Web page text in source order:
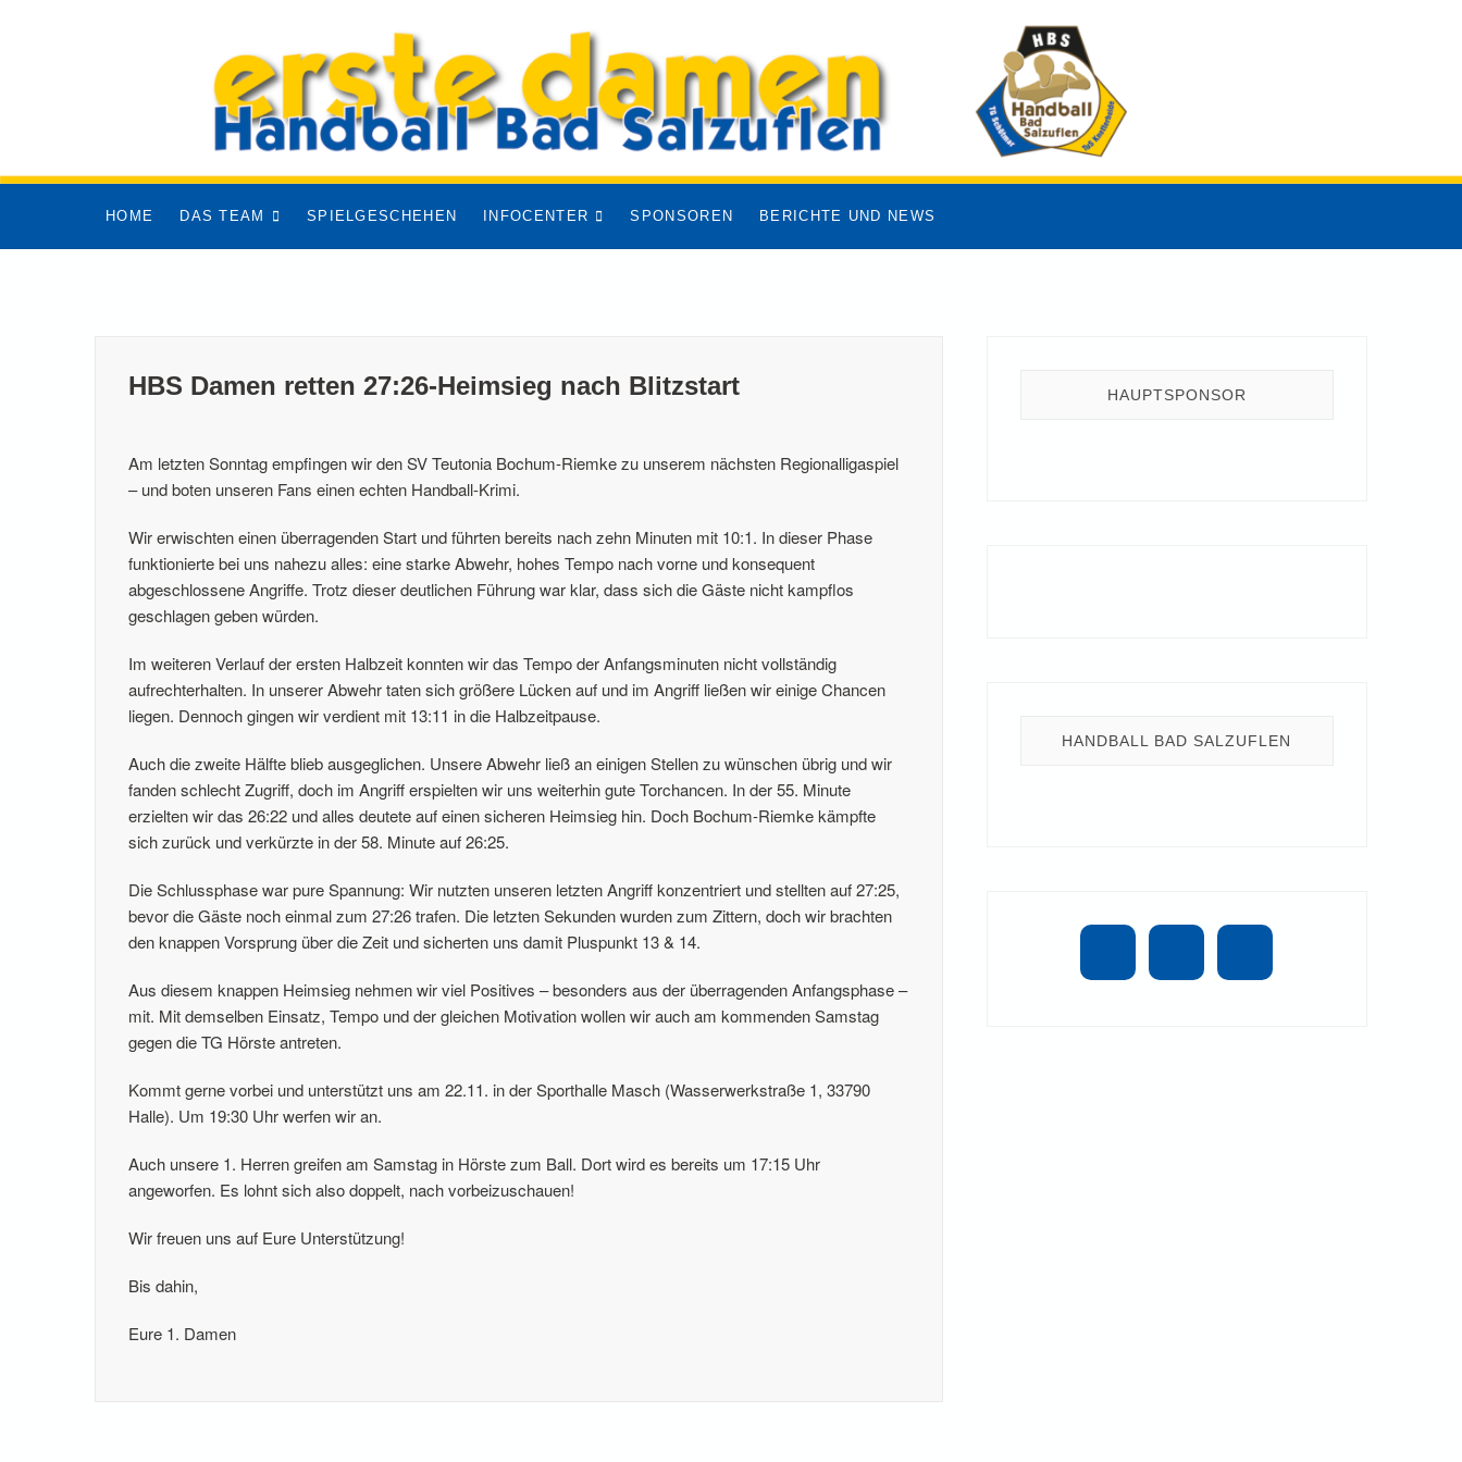
HOME DAS TEAM SPIELGESCHEHEN INFOCENTER SPONSOREN BERICHTE UND NEWS
HBS Damen retten 27:26-Heimsieg nach Blitzstart
Am letzten Sonntag empfingen wir den SV Teutonia Bochum-Riemke zu unserem nächsten Regionalligaspiel
– und boten unseren Fans einen echten Handball-Krimi.
Wir erwischten einen überragenden Start und führten bereits nach zehn Minuten mit 10:1. In dieser Phase
funktionierte bei uns nahezu alles: eine starke Abwehr, hohes Tempo nach vorne und konsequent
abgeschlossene Angriffe. Trotz dieser deutlichen Führung war klar, dass sich die Gäste nicht kampflos
geschlagen geben würden.
Im weiteren Verlauf der ersten Halbzeit konnten wir das Tempo der Anfangsminuten nicht vollständig
aufrechterhalten. In unserer Abwehr taten sich größere Lücken auf und im Angriff ließen wir einige Chancen
liegen. Dennoch gingen wir verdient mit 13:11 in die Halbzeitpause.
Auch die zweite Hälfte blieb ausgeglichen. Unsere Abwehr ließ an einigen Stellen zu wünschen übrig und wir
fanden schlecht Zugriff, doch im Angriff erspielten wir uns weiterhin gute Torchancen. In der 55. Minute
erzielten wir das 26:22 und alles deutete auf einen sicheren Heimsieg hin. Doch Bochum-Riemke kämpfte
sich zurück und verkürzte in der 58. Minute auf 26:25.
Die Schlussphase war pure Spannung: Wir nutzten unseren letzten Angriff konzentriert und stellten auf 27:25,
bevor die Gäste noch einmal zum 27:26 trafen. Die letzten Sekunden wurden zum Zittern, doch wir brachten
den knappen Vorsprung über die Zeit und sicherten uns damit Pluspunkt 13 & 14.
Aus diesem knappen Heimsieg nehmen wir viel Positives – besonders aus der überragenden Anfangsphase –
mit. Mit demselben Einsatz, Tempo und der gleichen Motivation wollen wir auch am kommenden Samstag
gegen die TG Hörste antreten.
Kommt gerne vorbei und unterstützt uns am 22.11. in der Sporthalle Masch (Wasserwerkstraße 1, 33790
Halle). Um 19:30 Uhr werfen wir an.
Auch unsere 1. Herren greifen am Samstag in Hörste zum Ball. Dort wird es bereits um 17:15 Uhr
angeworfen. Es lohnt sich also doppelt, nach vorbeizuschauen!
Wir freuen uns auf Eure Unterstützung!
Bis dahin,
Eure 1. Damen
HAUPTSPONSOR
HANDBALL BAD SALZUFLEN